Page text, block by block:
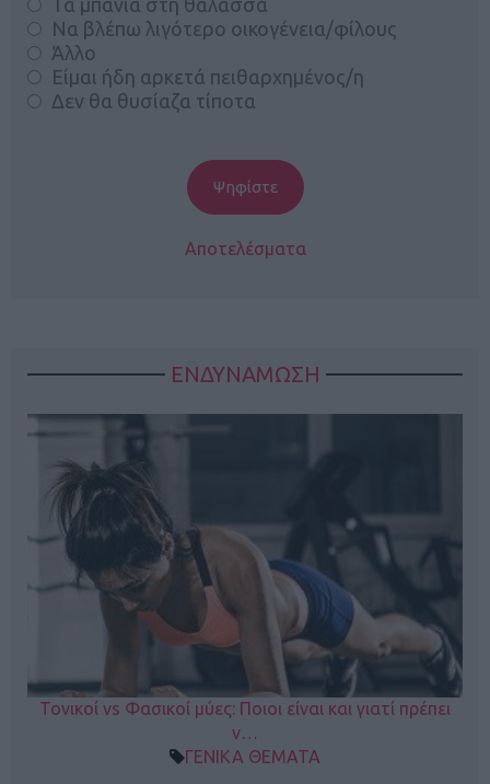
Να βλέπω λιγότερο οικογένεια/φίλους
Άλλο
Είμαι ήδη αρκετά πειθαρχημένος/η
Δεν θα θυσίαζα τίποτα
Αποτελέσματα
ΕΝΔΥΝΑΜΩΣΗ
Τονικοί vs Φασικοί μύες: Ποιοι είναι και γιατί πρέπει
ν…
ΓΕΝΙΚΑ ΘΕΜΑΤΑ